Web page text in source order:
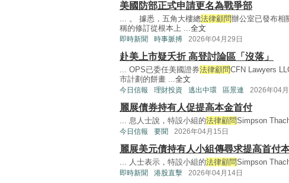
美國防部正式申請更名為戰爭部
... 。 據悉，五角大樓總法律顧問辦公室已發布相
稱的修訂從根本上 ...全文
即時新聞 時事脈搏 2026年04月29日
赴美上市疑夭折 高登討論區「沒落」
... OPS已委任美國證券法律顧問CFN Lawyers
市計劃的餅畫 ...全文
今日信報 理財投資 逃出中環 區景連 2026年04
麗展債券持有人促提高本金首付
... 息人士說，特設小組的法律顧問Simpson
今日信報 要聞 2026年04月15日
麗展美元債持有人小組傳尋求提高首付
... 人士表示，特設小組的法律顧問Simpson
即時新聞 港股直擊 2026年04月14日